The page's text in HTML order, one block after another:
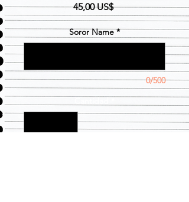
45,00 US$Precio
Soror Name *
0/500
Cantidad
*